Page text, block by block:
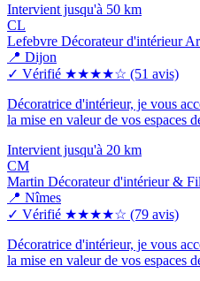
Intervient jusqu'à 50 km
CL
Lefebvre Décorateur d'intérieur
📍 Dijon
✓ Vérifié ★★★★☆ (51 avis)
Décoratrice d'intérieur, je vous
la mise en valeur de vos espaces
Intervient jusqu'à 20 km
CM
Martin Décorateur d'intérieur &
📍 Nîmes
✓ Vérifié ★★★★☆ (79 avis)
Décoratrice d'intérieur, je vous
la mise en valeur de vos espaces